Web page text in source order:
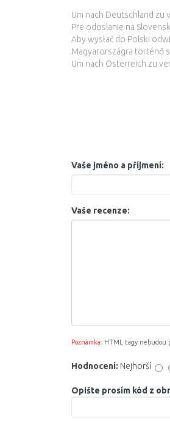
Um nach Deutschland zu
Pre odoslanie na
Aby wysłać do Polski
Magyarországra történő
Um nach Österreich zu
Vaše jméno a příjmení:
Vaše recenze:
Poznámka: HTML tagy nebudou
Hodnocení: Nejhorší
Opište prosím kód z